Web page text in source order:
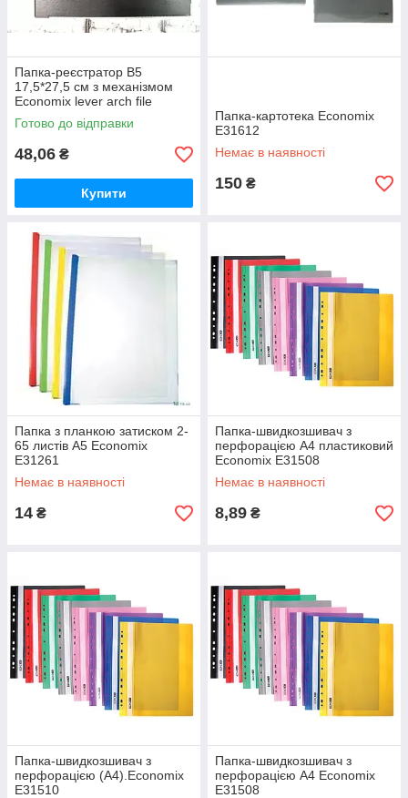
Папка-реєстратор B5
17,5*27,5 см з механізмом
Economix lever arch file
Готово до відправки
48,06 ₴
Купити
Папка-картотека Economix
E31612
Немає в наявності
150 ₴
Папка з планкою затиском 2-
65 листів A5 Economix
E31261
Немає в наявності
14 ₴
Папка-швидкозшивач з
перфорацією А4 пластиковий
Economix E31508
Немає в наявності
8,89 ₴
Папка-швидкозшивач з
перфорацією (А4).Economix
E31510
Папка-швидкозшивач з
перфорацією А4 Economix
E31508